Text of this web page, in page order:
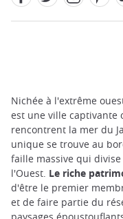
Nichée à l'extrême
est une ville captivante
rencontrent la mer du
unique se trouve au
faille massive qui
l'Ouest. Le riche
d'être le premier
et de faire partie du